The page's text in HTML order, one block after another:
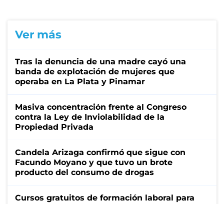
Ver más
Tras la denuncia de una madre cayó una
banda de explotación de mujeres que
operaba en La Plata y Pinamar
Masiva concentración frente al Congreso
contra la Ley de Inviolabilidad de la
Propiedad Privada
Candela Arizaga confirmó que sigue con
Facundo Moyano y que tuvo un brote
producto del consumo de drogas
Cursos gratuitos de formación laboral para